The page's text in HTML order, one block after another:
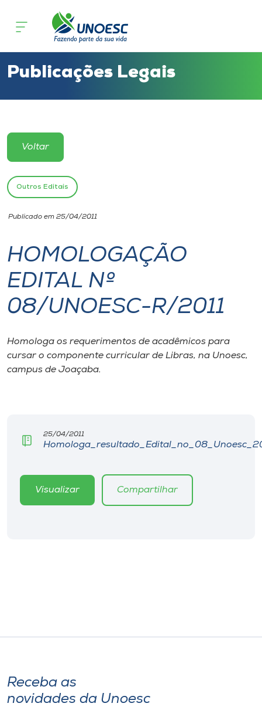
Cursos
Atendimento ao Estudante
Portal de Ensino
Unoesc
Internacionalização
I.nova
Cultura
Selecione
A+
Publicações Legais
Voltar
Outros Editais
Publicado em 25/04/2011
HOMOLOGAÇÃO
EDITAL Nº
08/UNOESC-R/2011
Homologa os requerimentos de acadêmicos para
cursar o componente curricular de Libras, na Unoesc,
campus de Joaçaba.
25/04/2011
Visualizar Compartilhar
Receba as
novidades da Unoesc